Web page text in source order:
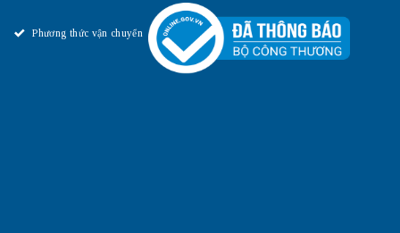
Phương thức vận chuyển